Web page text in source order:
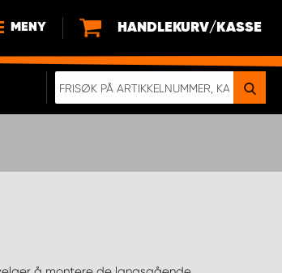
MENY
NYHETER
HANDLEKURV/KASSE